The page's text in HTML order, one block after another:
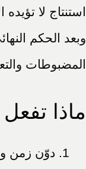
استنتاج لا
وبعد الحكم
المضبوطات
ماذا تفعل
دوّن زمن